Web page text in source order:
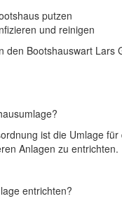
putzen
und reinigen
den Bootshauswart Lars
ist die Umlage für
Anlagen zu entrichten.
entrichten?